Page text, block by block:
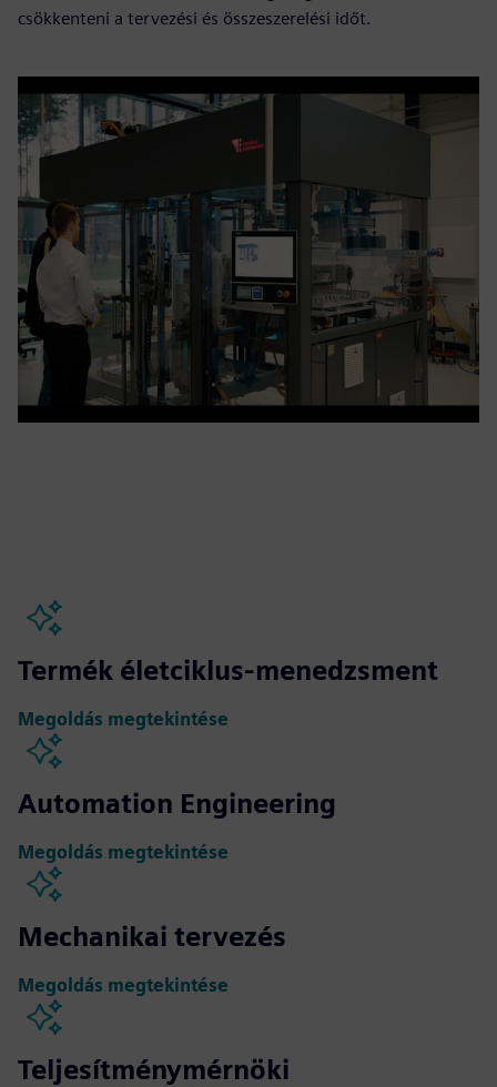
csökkenteni a tervezési és összeszerelési időt.
Termék életciklus-menedzsment
Megoldás megtekintése
Automation Engineering
Megoldás megtekintése
Mechanikai tervezés
Megoldás megtekintése
Teljesítménymérnöki